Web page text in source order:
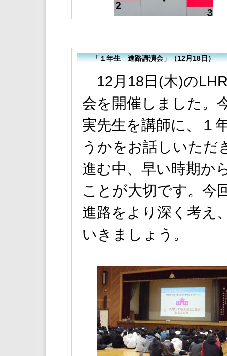
「１年生 進路講演会」（12月18日）
12月18日(木)の
会を開催しました。
実先生を講師に、１
うかをお話しいただ
進む中、早い時期か
ことが大切です。今
進路をより深く考え
いきましょう。